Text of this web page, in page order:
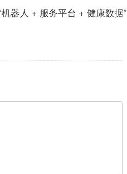
器人 + 服务平台 + 健康数据”